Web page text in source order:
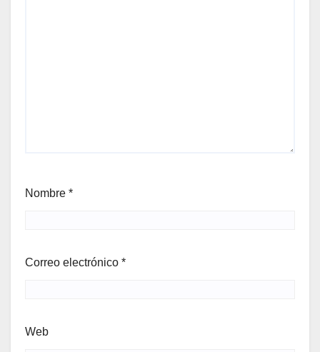
Nombre *
Correo electrónico *
Web